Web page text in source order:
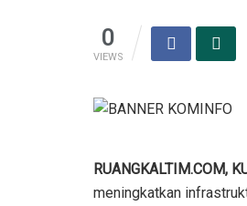
0
VIEWS
RUANGKALTIM.COM,
meningkatkan